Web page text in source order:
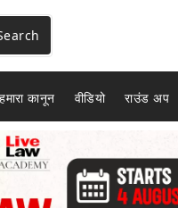
कानून वीडियो राउंड अप